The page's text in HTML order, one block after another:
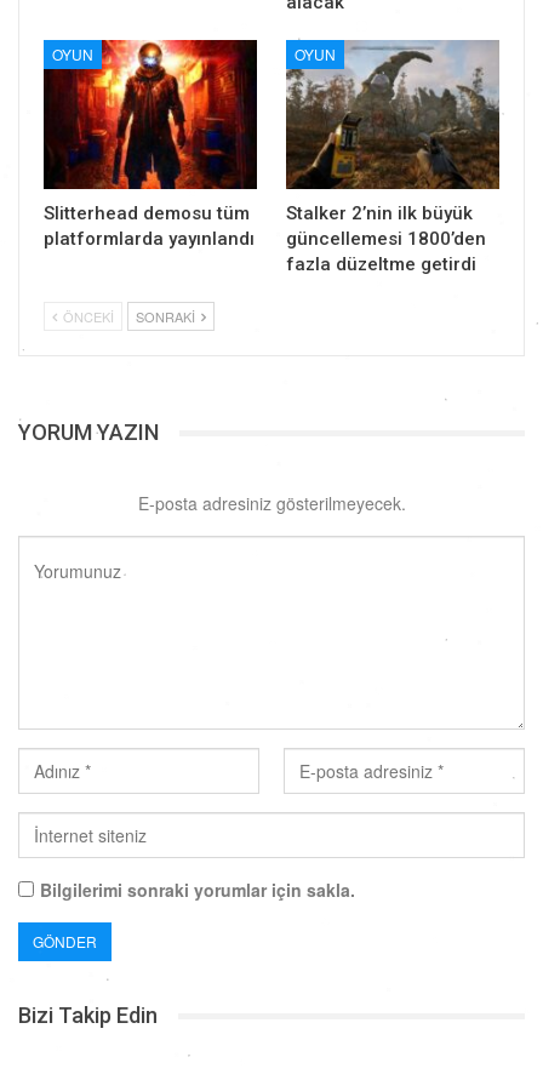
OYUN
Slitterhead demosu tüm
platformlarda yayınlandı
OYUN
Stalker 2’nin ilk büyük
güncellemesi 1800’den
fazla düzeltme getirdi
ÖNCEKI SONRAKI
YORUM YAZIN
E-posta adresiniz gösterilmeyecek.
Bilgilerimi sonraki yorumlar için sakla.
Bizi Takip Edin